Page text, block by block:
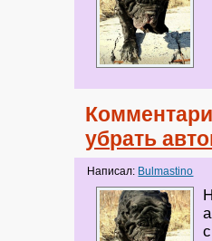
убрать
Написал: Bulmastino